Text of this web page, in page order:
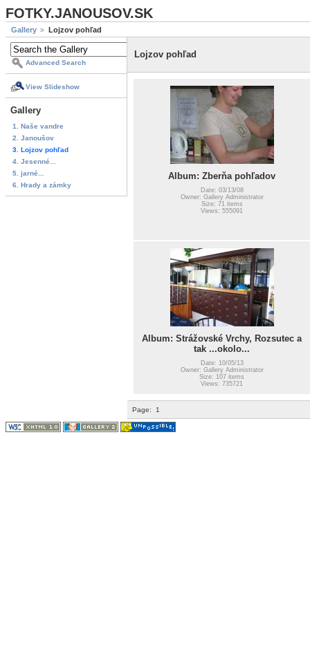
FOTKY.JANOUSOV.SK
Gallery Lojzov pohľad
Advanced Search
View Slideshow
Gallery
1. Naše vandre
2. Janoušov
3. Lojzov pohľad
4. Jesenné...
5. jarné...
6. Hrady a zámky
Lojzov pohľad
Album: Zberňa pohľadov
Date: 03/13/08
Owner: Gallery Administrator
Size: 71 items
Views: 555091
Album: Strážovské Vrchy, Rozsutec a
tak ...okolo...
Date: 10/05/13
Owner: Gallery Administrator
Size: 107 items
Views: 735721
Page: 1